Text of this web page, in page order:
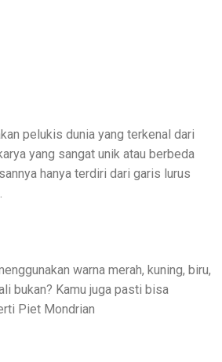
pelukis dunia yang terkenal dari
yang sangat unik atau berbeda
hanya terdiri dari garis lurus
warna merah, kuning, biru,
bukan? Kamu juga pasti bisa
Piet Mondrian